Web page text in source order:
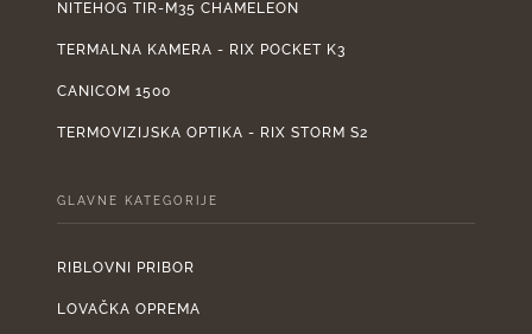
NITEHOG TIR-M35 CHAMELEON
TERMALNA KAMERA - RIX POCKET K3
CANICOM 1500
TERMOVIZIJSKA OPTIKA - RIX STORM S2
GLAVNE KATEGORIJE
RIBLOVNI PRIBOR
LOVAČKA OPREMA